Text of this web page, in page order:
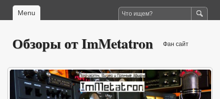
Menu
Обзоры от ImMetatron Фан сайт